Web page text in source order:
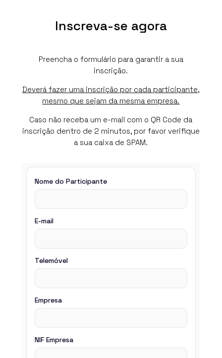
Inscreva-se agora
Preencha o formulário para garantir a sua
inscrição.
Deverá fazer uma inscrição por cada participante,
mesmo que sejam da mesma empresa.
Caso não receba um e-mail com o QR Code da
inscrição dentro de 2 minutos, por favor verifique
a sua caixa de SPAM.